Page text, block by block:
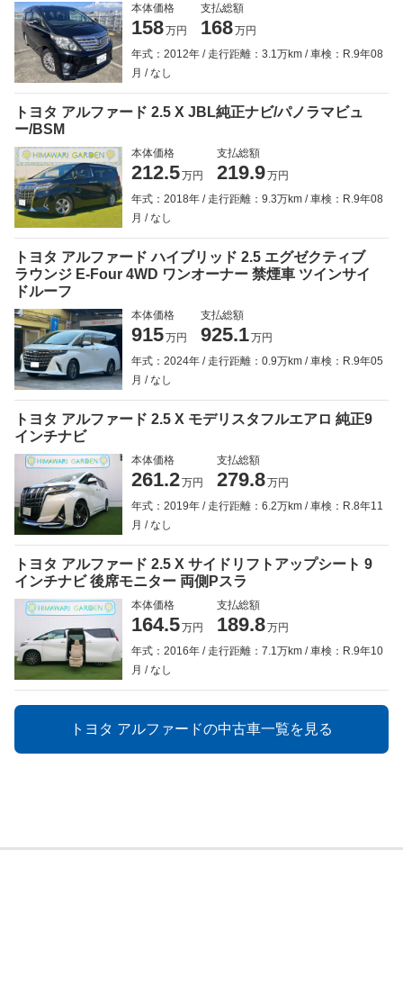
本体価格
158万円
支払総額
168万円
年式：2012年
走行距離：3.1万km
車検：R.9年08
月
なし
トヨタ アルファード 2.5 X JBL純正ナビ/パノラマビュ
ー/BSM
本体価格
212.5万円
支払総額
219.9万円
年式：2018年
走行距離：9.3万km
車検：R.9年08
月
なし
トヨタ アルファード ハイブリッド 2.5 エグゼクティブ
ラウンジ E-Four 4WD ワンオーナー 禁煙車 ツインサイ
ドルーフ
本体価格
915万円
支払総額
925.1万円
年式：2024年
走行距離：0.9万km
車検：R.9年05
月
なし
トヨタ アルファード 2.5 X モデリスタフルエアロ 純正9
インチナビ
本体価格
261.2万円
支払総額
279.8万円
年式：2019年
走行距離：6.2万km
車検：R.8年11
月
なし
トヨタ アルファード 2.5 X サイドリフトアップシート 9
インチナビ 後席モニター 両側Pスラ
本体価格
164.5万円
支払総額
189.8万円
年式：2016年
走行距離：7.1万km
車検：R.9年10
月
なし
トヨタ アルファードの中古車一覧を見る